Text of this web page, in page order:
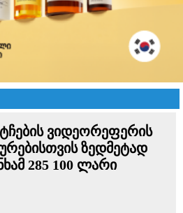
ვიდეორეფერის
ზედმეტად
285 100 ლარი